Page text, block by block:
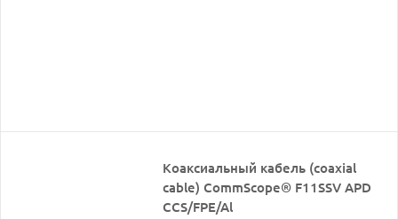
Коаксиальный кабель (coaxial
cable) CommScope® F11SSV APD
CCS/FPE/Al